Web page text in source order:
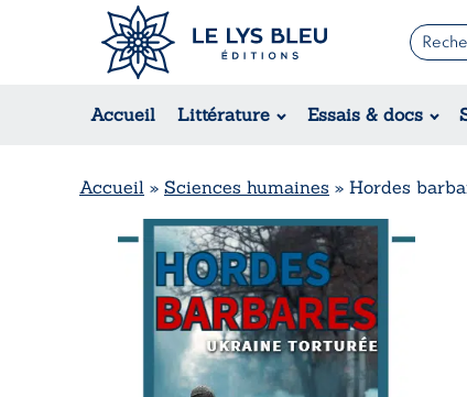
Accueil Littérature Essais & docs
Romans
Suspense / Thriller /
Accueil » Sciences humaines » Hordes